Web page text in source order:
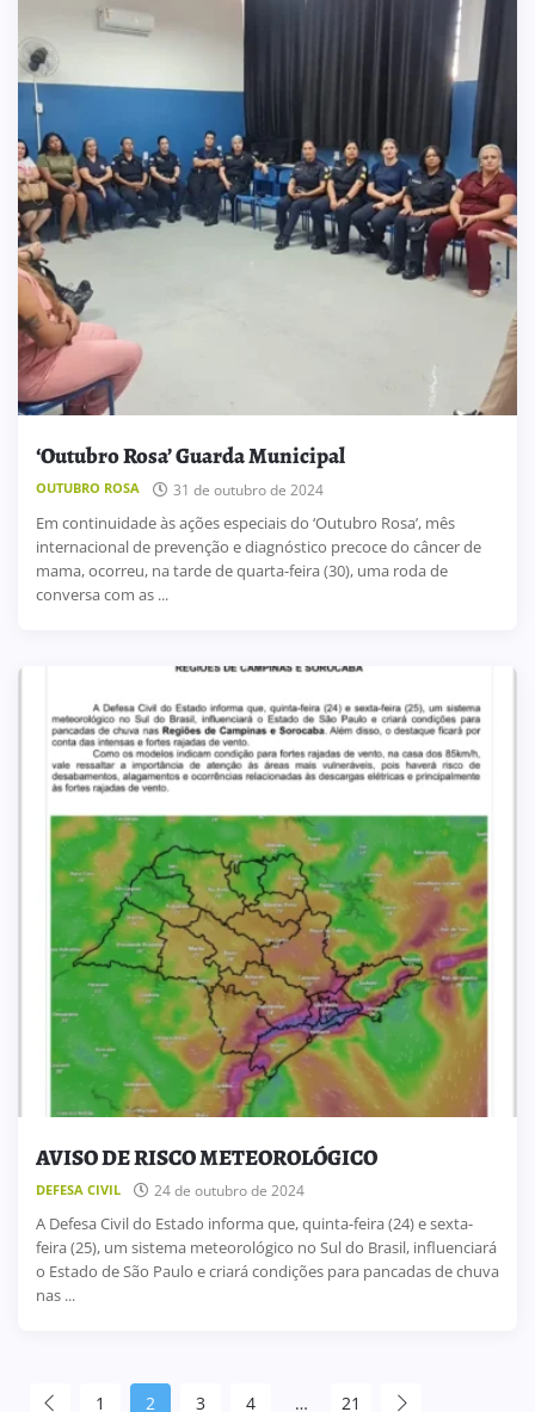
‘Outubro Rosa’ Guarda Municipal
OUTUBRO ROSA 31 de outubro de 2024
Em continuidade às ações especiais do ‘Outubro Rosa’, mês
internacional de prevenção e diagnóstico precoce do câncer de
mama, ocorreu, na tarde de quarta-feira (30), uma roda de
conversa com as ...
AVISO DE RISCO METEOROLÓGICO
DEFESA CIVIL 24 de outubro de 2024
A Defesa Civil do Estado informa que, quinta-feira (24) e sexta-
feira (25), um sistema meteorológico no Sul do Brasil, influenciará
o Estado de São Paulo e criará condições para pancadas de chuva
nas ...
1 2 3 4 … 21